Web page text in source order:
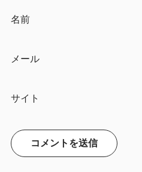
名前
メール
サイト